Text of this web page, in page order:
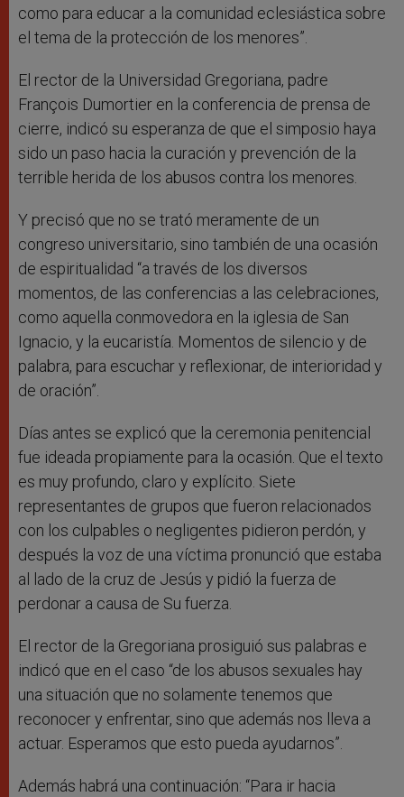
como para educar a la comunidad eclesiástica sobre
el tema de la protección de los menores”.
El rector de la Universidad Gregoriana, padre
François Dumortier en la conferencia de prensa de
cierre, indicó su esperanza de que el simposio haya
sido un paso hacia la curación y prevención de la
terrible herida de los abusos contra los menores.
Y precisó que no se trató meramente de un
congreso universitario, sino también de una ocasión
de espiritualidad “a través de los diversos
momentos, de las conferencias a las celebraciones,
como aquella conmovedora en la iglesia de San
Ignacio, y la eucaristía. Momentos de silencio y de
palabra, para escuchar y reflexionar, de interioridad y
de oración”.
Días antes se explicó que la ceremonia penitencial
fue ideada propiamente para la ocasión. Que el texto
es muy profundo, claro y explícito. Siete
representantes de grupos que fueron relacionados
con los culpables o negligentes pidieron perdón, y
después la voz de una víctima pronunció que estaba
al lado de la cruz de Jesús y pidió la fuerza de
perdonar a causa de Su fuerza.
El rector de la Gregoriana prosiguió sus palabras e
indicó que en el caso “de los abusos sexuales hay
una situación que no solamente tenemos que
reconocer y enfrentar, sino que además nos lleva a
actuar. Esperamos que esto pueda ayudarnos”.
Además habrá una continuación: “Para ir hacia